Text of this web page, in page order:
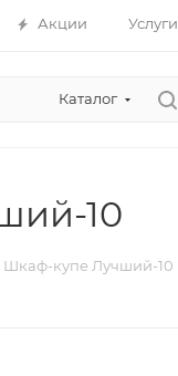
Акции Услуги
Каталог
10
Шкаф-купе Лучший-10